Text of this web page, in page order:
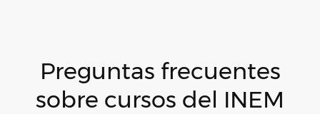
Preguntas frecuentes
sobre cursos del INEM